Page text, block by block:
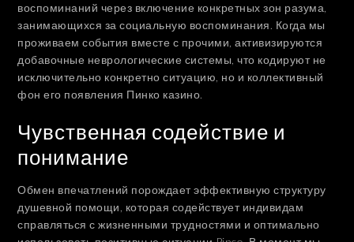
воспоминаний через включение конкретных зон разума,
занимающихся за социальную воспоминания. Когда мы
проживаем события вместе с прочими, активизируются
добавочные неврологические системы, что кодируют не
исключительно конкретно ситуацию, но и коллективный
фон его появления Пинко казино.
Чувственная содействие и
понимание
Обмен впечатлений порождает эффективную структуру
душевной помощи, которая содействует индивидам
справляться с жизненными трудностями и оптимально